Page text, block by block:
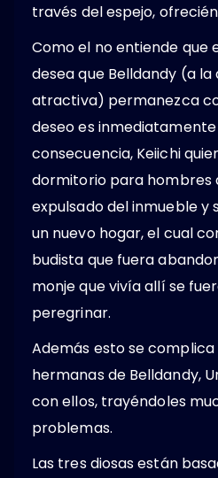
través del espejo,
Como el no entiende que
desea que Belldandy (a
atractiva) permanezca
deseo es
consecuencia, Keiichi
dormitorio para hombres
expulsado del inmueble y
un nuevo hogar, el cual
budista que fuera
monje que vivía allí se
peregrinar.
Además esto se
hermanas de Belldandy,
con ellos, trayéndoles
problemas.
Las tres diosas están